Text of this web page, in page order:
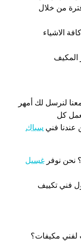
من خلال
الاشياء
المكيف
لنرسل لك أمهر
كل
عندنا فني سباك
؟ نحن نوفر غسيل
فني تكييف
مكيفات؟